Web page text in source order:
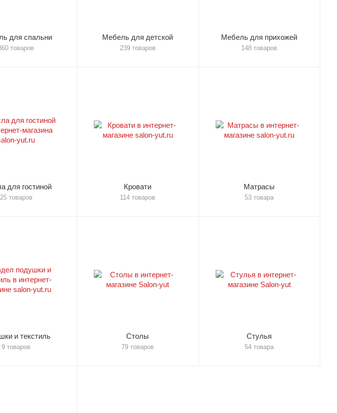
для спальни
товаров
Мебель для детской
239 товаров
Мебель для прихожей
148 товаров
для гостиной
25 товаров
Кровати
114 товаров
Матрасы
53 товара
и текстиль
9 товаров
Столы
79 товаров
Стулья
54 товара